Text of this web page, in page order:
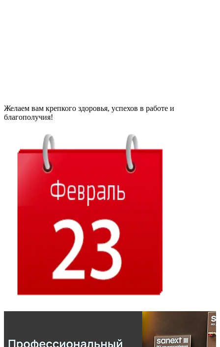
Желаем вам крепкого здоровья, успехов в работе и
благополучия!